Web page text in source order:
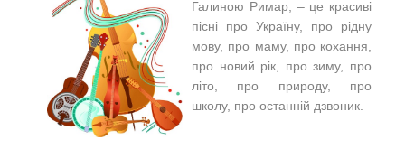
Галиною Римар, – це красиві
пісні про Україну, про рідну
мову, про маму, про кохання,
про новий рік, про зиму, про
літо, про природу, про
школу, про останній дзвоник.